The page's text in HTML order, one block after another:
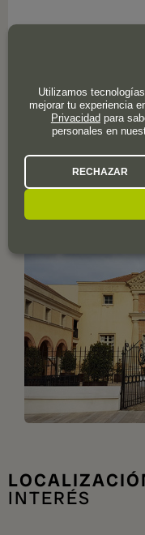
GALERÍA DE
CHAMPAGNE
INTERÉS
Utilizamos
mejorar tu experiencia
Privacidadpara
personales en
RECHAZAR